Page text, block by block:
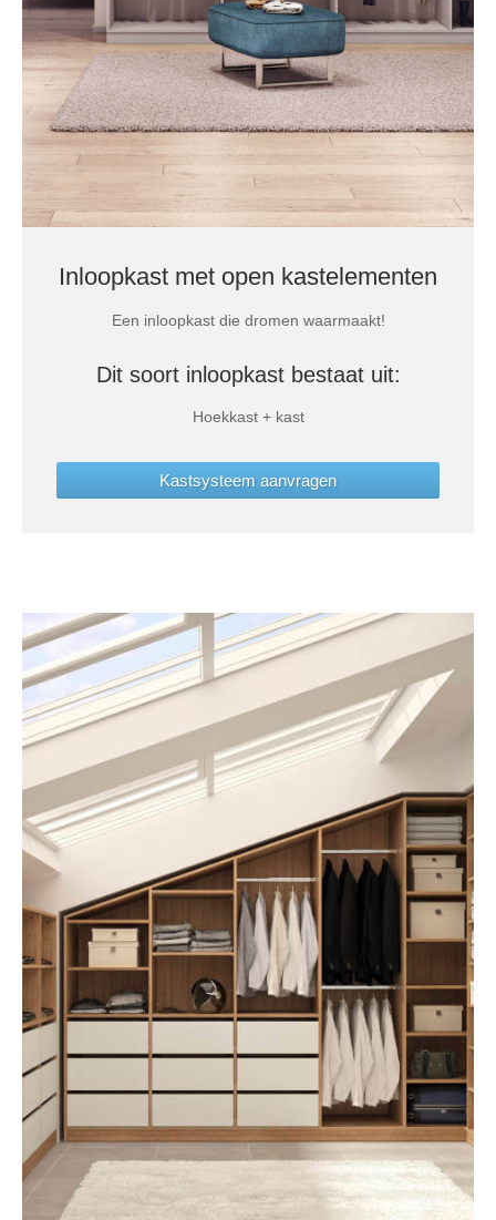
Inloopkast met open kastelementen
Een inloopkast die dromen waarmaakt!
Dit soort inloopkast bestaat uit:
Hoekkast + kast
Kastsysteem aanvragen